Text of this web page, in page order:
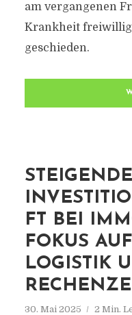
am vergangenen
Krankheit freiwillig
geschieden.
STEIGENDE
FT BEI
FOKUS
LOGISTIK
30. Mai 2025 2 Min.